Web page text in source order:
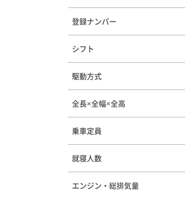
登録ナンバー
シフト
駆動方式
全長×全幅×全高
乗車定員
就寝人数
エンジン・総排気量